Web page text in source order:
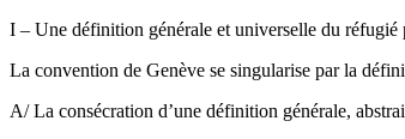
I – Une définition générale et universelle du
La convention de Genève se singularise par la
A/ La consécration d’une définition générale,